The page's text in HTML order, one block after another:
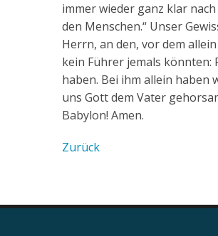
immer wieder ganz klar
den Menschen.“ Unser
Herrn, an den, vor dem
kein Führer jemals könnten:
haben. Bei ihm allein haben
uns Gott dem Vater
Babylon! Amen.
Zurück